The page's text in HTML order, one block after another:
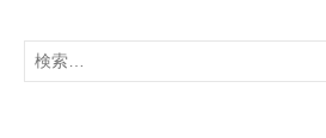
検
索